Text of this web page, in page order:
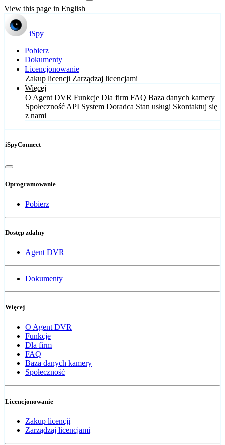
View this page in English
iSpy
Pobierz
Dokumenty
Licencjonowanie
Zakup licencji Zarządzaj licencjami
Więcej
O Agent DVR Funkcje Dla firm FAQ Baza danych kamery
Społeczność API System Doradca Stan usługi Skontaktuj się
z nami
iSpyConnect
Oprogramowanie
Pobierz
Dostęp zdalny
Agent DVR
Dokumenty
Więcej
O Agent DVR
Funkcje
Dla firm
FAQ
Baza danych kamery
Społeczność
Licencjonowanie
Zakup licencji
Zarządzaj licencjami